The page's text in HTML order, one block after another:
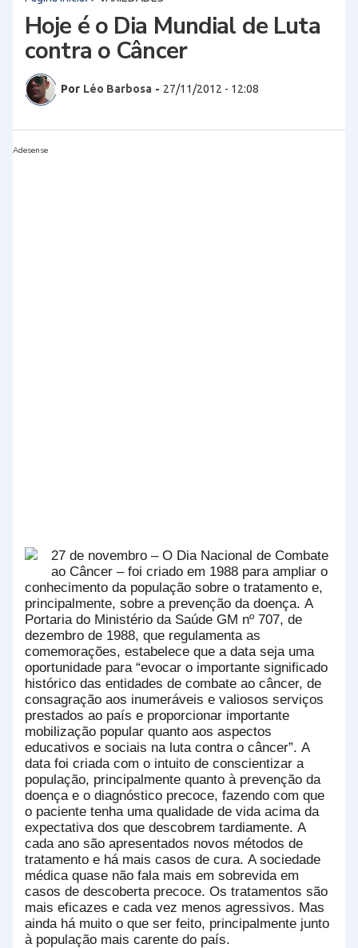
Hoje é o Dia Mundial de Luta
contra o Câncer
Por Léo Barbosa - 27/11/2012 - 12:08
Adesense
27 de novembro – O Dia Nacional de Combate
ao Câncer – foi criado em 1988 para ampliar o
conhecimento da população sobre o tratamento e,
principalmente, sobre a prevenção da doença. A
Portaria do Ministério da Saúde GM nº 707, de
dezembro de 1988, que regulamenta as
comemorações, estabelece que a data seja uma
oportunidade para “evocar o importante significado
histórico das entidades de combate ao câncer, de
consagração aos inumeráveis e valiosos serviços
prestados ao país e proporcionar importante
mobilização popular quanto aos aspectos
educativos e sociais na luta contra o câncer”. A
data foi criada com o intuito de conscientizar a
população, principalmente quanto à prevenção da
doença e o diagnóstico precoce, fazendo com que
o paciente tenha uma qualidade de vida acima da
expectativa dos que descobrem tardiamente. A
cada ano são apresentados novos métodos de
tratamento e há mais casos de cura. A sociedade
médica quase não fala mais em sobrevida em
casos de descoberta precoce. Os tratamentos são
mais eficazes e cada vez menos agressivos. Mas
ainda há muito o que ser feito, principalmente junto
à população mais carente do país.